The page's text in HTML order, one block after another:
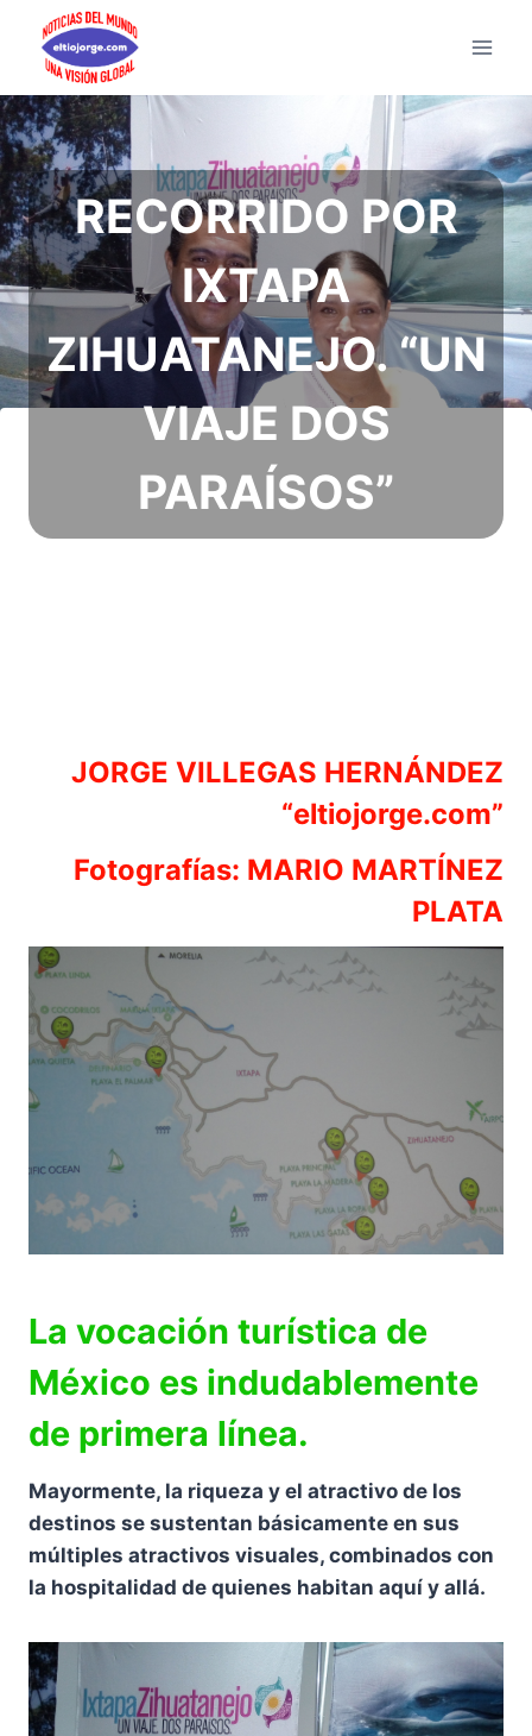
Saltar
contenido
RECORRIDO POR
IXTAPA
ZIHUATANEJO. “UN
VIAJE DOS
PARAÍSOS”
JORGE VILLEGAS HERNÁNDEZ
“eltiojorge.com”
Fotografías: MARIO MARTÍNEZ
PLATA
La vocación turística de
México es indudablemente
de primera línea.
Mayormente, la riqueza y el atractivo de los
destinos se sustentan básicamente en sus
múltiples atractivos visuales, combinados con
la hospitalidad de quienes habitan aquí y allá.